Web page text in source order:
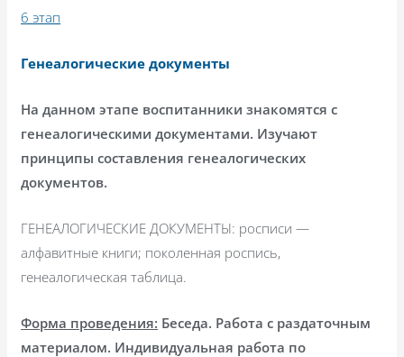
6 этап
Генеалогические документы
На данном этапе воспитанники знакомятся с
генеалогическими документами. Изучают
принципы составления генеалогических
документов.
ГЕНЕАЛОГИЧЕСКИЕ ДОКУМЕНТЫ: росписи —
алфавитные книги; поколенная роспись,
генеалогическая таблица.
Форма проведения: Беседа. Работа с раздаточным
материалом. Индивидуальная работа по